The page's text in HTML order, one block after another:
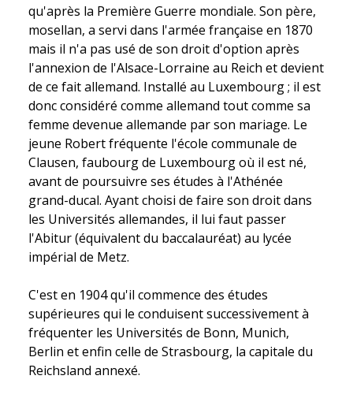
qu'après la Première Guerre mondiale. Son père,
mosellan, a servi dans l'armée française en 1870
mais il n'a pas usé de son droit d'option après
l'annexion de l'Alsace-Lorraine au Reich et devient
de ce fait allemand. Installé au Luxembourg ; il est
donc considéré comme allemand tout comme sa
femme devenue allemande par son mariage. Le
jeune Robert fréquente l'école communale de
Clausen, faubourg de Luxembourg où il est né,
avant de poursuivre ses études à l'Athénée
grand-ducal. Ayant choisi de faire son droit dans
les Universités allemandes, il lui faut passer
l'Abitur (équivalent du baccalauréat) au lycée
impérial de Metz.
C'est en 1904 qu'il commence des études
supérieures qui le conduisent successivement à
fréquenter les Universités de Bonn, Munich,
Berlin et enfin celle de Strasbourg, la capitale du
Reichsland annexé.